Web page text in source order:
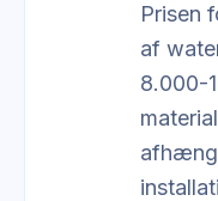
Prisen
af
8.000-